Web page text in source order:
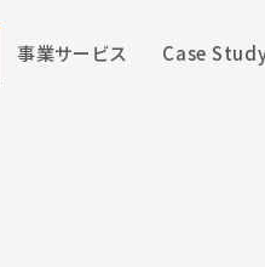
事業サービス Case